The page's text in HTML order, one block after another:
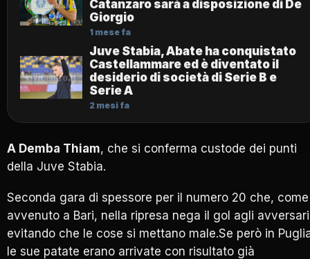
Catanzaro sarà a disposizione di De
Giorgio
1 mese fa
Juve Stabia, Abate ha conquistato
Castellammare ed è diventato il
desiderio di società di Serie B e
Serie A
2 mesi fa
A Demba Thiam, che si conferma custode dei punti
della Juve Stabia.
Seconda gara di spessore per il numero 20 che, come
avvenuto a Bari, nella ripresa nega il gol agli avversari
evitando che le cose si mettano male.Se però in
le sue patate erano arrivate con risultato già